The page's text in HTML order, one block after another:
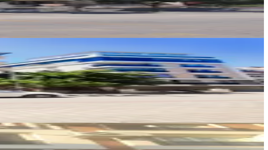
Ara
Ara
Girgin EmlakMehmet Girgin